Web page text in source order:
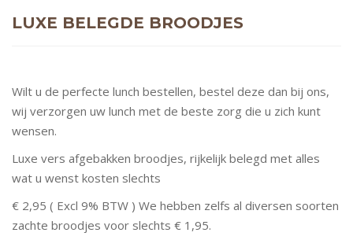
LUXE BELEGDE BROODJES
Wilt u de perfecte lunch bestellen, bestel deze dan bij ons,
wij verzorgen uw lunch met de beste zorg die u zich kunt
wensen.
Luxe vers afgebakken broodjes, rijkelijk belegd met alles
wat u wenst kosten slechts
€ 2,95 ( Excl 9% BTW ) We hebben zelfs al diversen soorten
zachte broodjes voor slechts € 1,95.